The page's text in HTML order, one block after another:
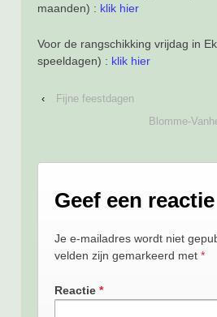
maanden) : klik hier
Voor de rangschikking vrijdag in
speeldagen) : klik hier
‹
Fijne feestdagen
Blomme-
Geef een reactie
Je e-mailadres wordt niet
velden zijn gemarkeerd met *
Reactie *